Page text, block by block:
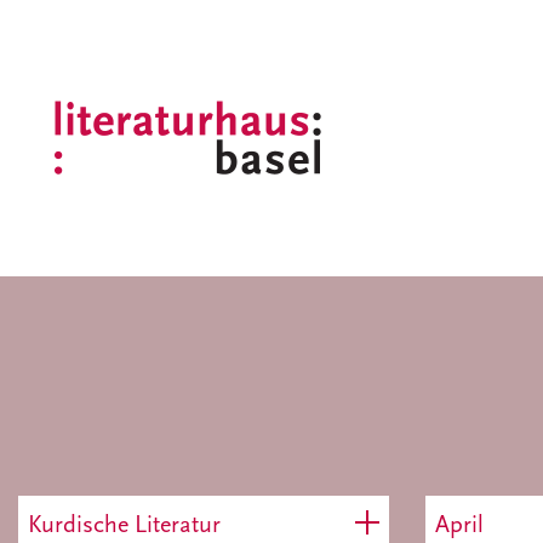
Kurdische Literatur April